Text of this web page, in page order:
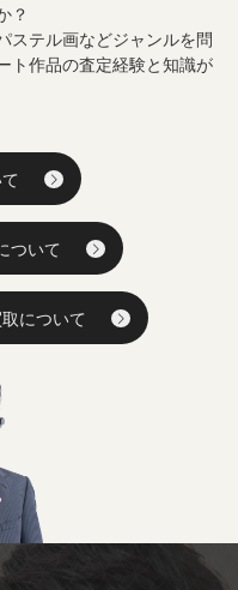
？
ステル画などジャンルを問
ト作品の査定経験と知識が
ついて
について